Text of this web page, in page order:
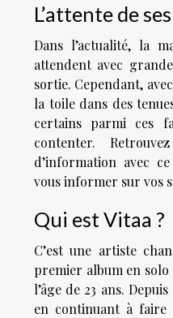
L’attente de
Dans l’actualité, la
attendent avec
sortie. Cependant,
la toile dans des
certains parmi ces
contenter.
d’information avec ce
vous informer sur vos
Qui est Vitaa ?
C’est une artiste
premier album en solo
l’âge de 23 ans.
en continuant à